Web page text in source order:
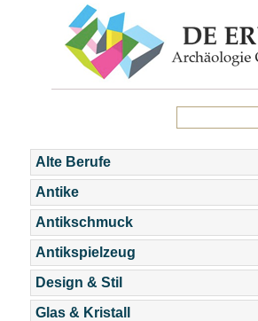
Alte Berufe
Antike
Antikschmuck
Antikspielzeug
Design & Stil
Glas & Kristall